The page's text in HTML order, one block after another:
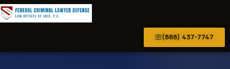
(888) 437-7747